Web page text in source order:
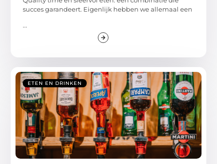
succes garandeert. Eigenlijk hebben we allemaal een
...
ETEN EN DRINKEN